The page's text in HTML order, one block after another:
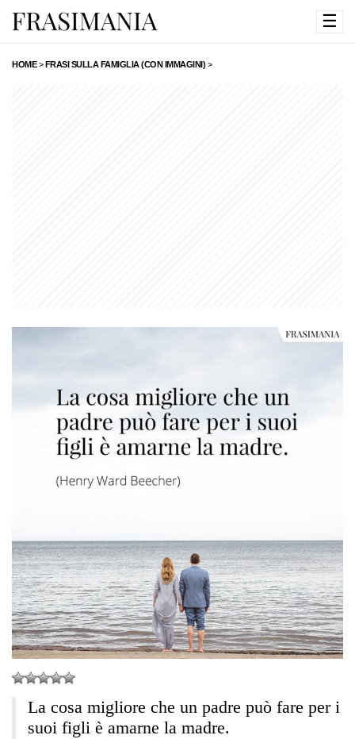
☰
HOME>FRASI SULLA FAMIGLIA (CON IMMAGINI) >
La cosa migliore che un padre può fare per i
suoi figli è amarne la madre.